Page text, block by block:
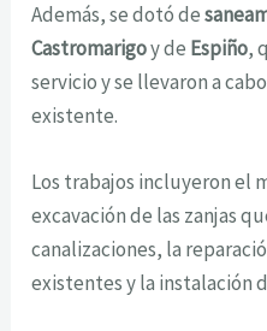
Además, se dotó de
Castromarigoy de Espiño,
servicio y se llevaron a
existente.
Los trabajos incluyeron el
excavación de las zanjas
canalizaciones, la
existentes y la instalación